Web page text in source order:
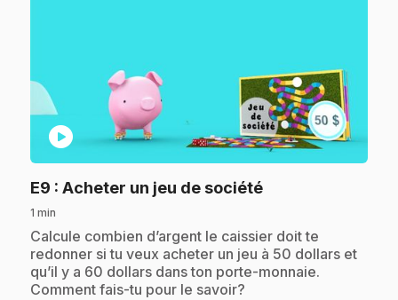
play_circle
E9 : Acheter un jeu de société.
1 min
.Calcule combien d’argent le caissier doit te
redonner si tu veux acheter un jeu à 50 dollars et
qu’il y a 60 dollars dans ton porte-monnaie.
Comment fais-tu pour le savoir?